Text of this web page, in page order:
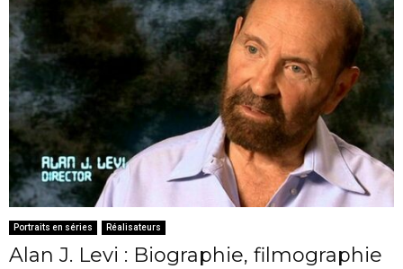
Portraits en séries Réalisateurs
Alan J. Levi : Biographie, filmographie